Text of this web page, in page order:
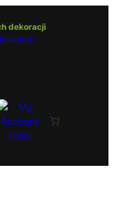
dekoracji
sklepu